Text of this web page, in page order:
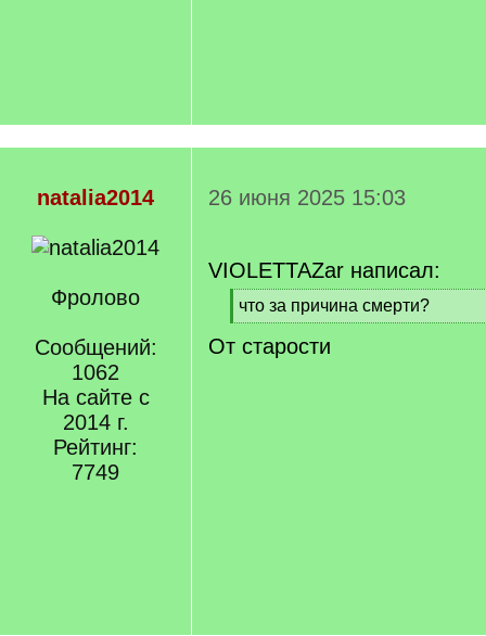
natalia2014
Фролово
Сообщений:
1062
На сайте с
2014 г.
Рейтинг:
7749
26 июня 2025 15:03
VIOLETTAZar написал:
[
q
]
что за причина смерти?
[
/
От старости